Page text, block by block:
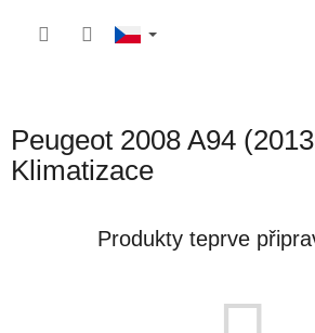
Peugeot 2008 A94
Klimatizace
Produkty teprve